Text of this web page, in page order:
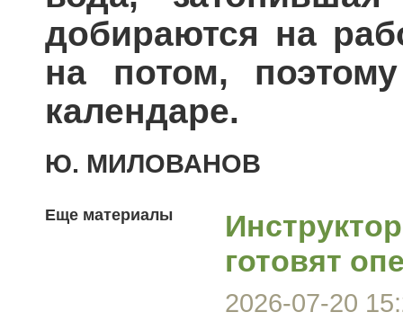
добираются на
на потом,
календаре.
Ю. МИЛОВАНОВ
Еще материалы
готовят
2026-07-20